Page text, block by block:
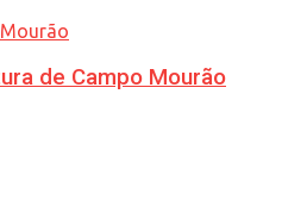
de Campo Mourão